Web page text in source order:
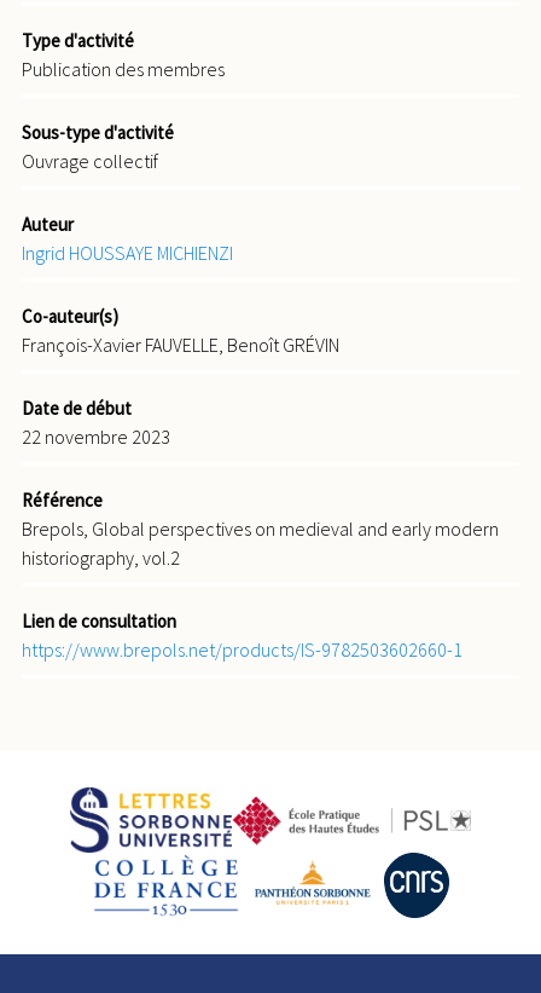
Type d'activité
Publication des membres
Sous-type d'activité
Ouvrage collectif
Auteur
Ingrid HOUSSAYE MICHIENZI
Co-auteur(s)
François-Xavier FAUVELLE, Benoît GRÉVIN
Date de début
22 novembre 2023
Référence
Brepols, Global perspectives on medieval and early modern
historiography, vol.2
Lien de consultation
https://www.brepols.net/products/IS-9782503602660-1